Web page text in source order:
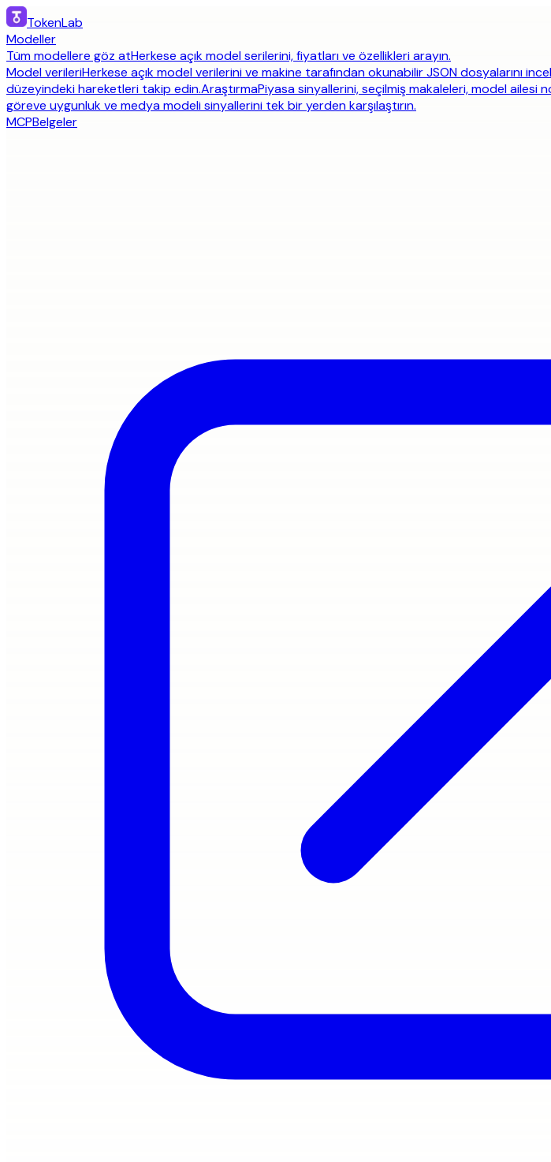
TokenLab
Modeller
Tüm modellere göz atHerkese açık model serilerini, fiyatları ve özellikleri arayın.
Model verileriHerkese açık model verilerini ve makine tarafından okunabilir JSON dosyalarını
düzeyindeki hareketleri takip edin.AraştırmaPiyasa sinyallerini, seçilmiş makaleleri, model ailesi
göreve uygunluk ve medya modeli sinyallerini tek bir yerden karşılaştırın.
MCPBelgeler